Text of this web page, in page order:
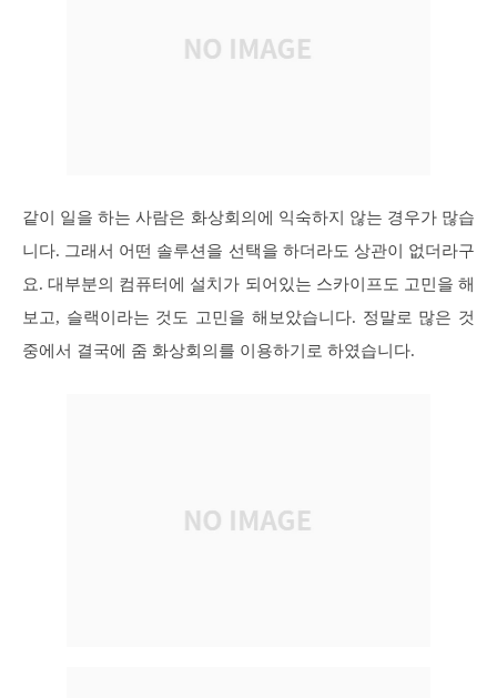
같이 일을 하는 사람은 화상회의에 익숙하지 않는 경우가 많습
니다. 그래서 어떤 솔루션을 선택을 하더라도 상관이 없더라구
요. 대부분의 컴퓨터에 설치가 되어있는 스카이프도 고민을 해
보고, 슬랙이라는 것도 고민을 해보았습니다. 정말로 많은 것
중에서 결국에 줌 화상회의를 이용하기로 하였습니다.